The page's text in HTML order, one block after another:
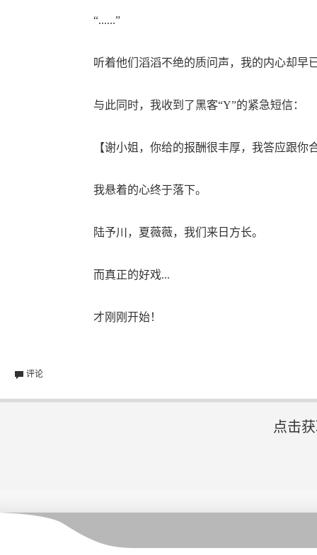
“......”
听着他们滔滔不绝的质问声，我的内心却早
与此同时，我收到了黑客“Y”的紧急短信：
【谢小姐，你给的报酬很丰厚，我答应跟你
我悬着的心终于落下。
陆予川，夏薇薇，我们来日方长。
而真正的好戏...
才刚刚开始！
评论
点击